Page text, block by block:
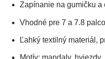
Zapínanie na gumičku a
Vhodné pre 7 a 7.8
Ľahký textilný materiál,